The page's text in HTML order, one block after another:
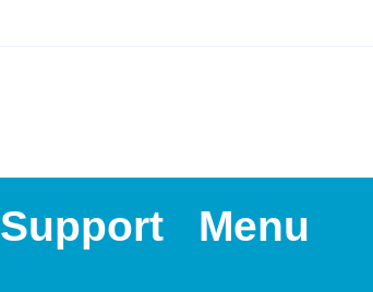
Support Menu